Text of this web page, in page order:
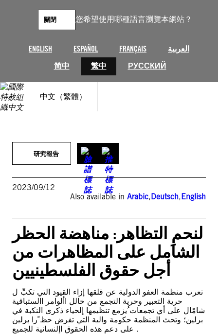
您希望使用哪種語言瀏覽本網站？
ENGLISH ESPAÑOL FRANÇAIS
العربية
简中
繁中 РУССКИЙ
關閉
中文（繁體）
研究報告
2023/09/12
Also available in Arabic,Deutsch,English
لنحمِ التظاهر: مناهضة الحظر
الشامل على المظاهرات من
أجل حقوق الفلسطينيين
تعرب منظمة العفو الدولية عن قلقها إزاء القيود التي تكبِّ ل
حرية التعبير وحرية التجمع من خالل األوامر االستباقية
شامًال على أي تجمعات ُيزمع تنظيمها إلحياء ذكرى النكبة في
برلين؛ وتحث المنظمة حكومة والية التي تفرض حظ ًرا برلين
على دعم هذه الحقوق اإلنسانية للجميع .